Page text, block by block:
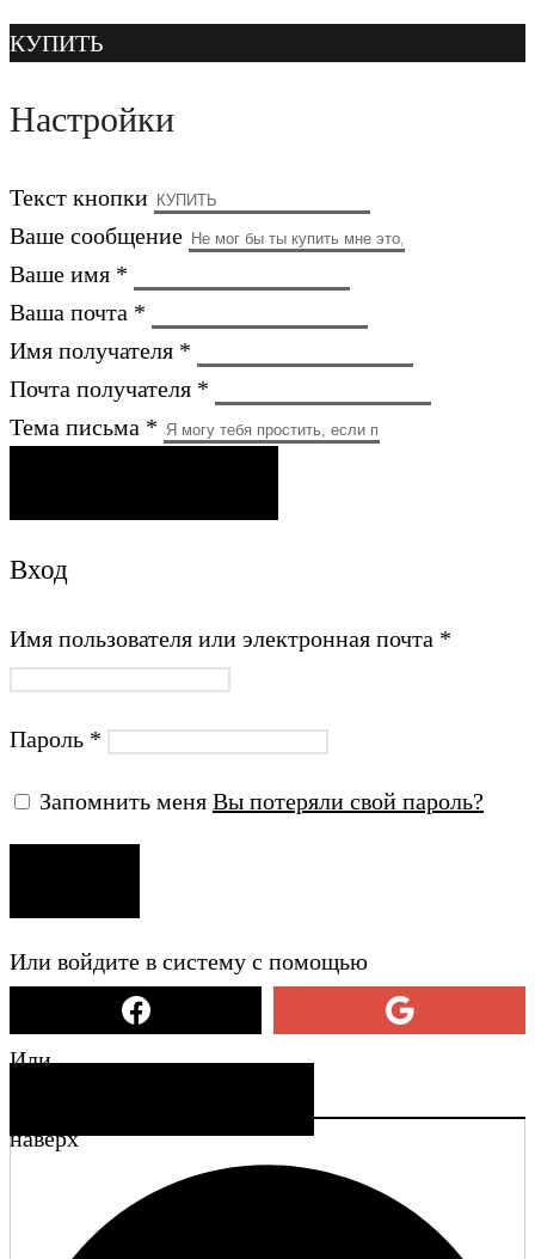
КУПИТЬ
Настройки
Текст кнопки
Ваше сообщение
Ваше имя *
Ваша почта *
Имя получателя *
Почта получателя *
Тема письма *
Вход
Имя пользователя или электронная почта *
Пароль *
Запомнить меня Вы потеряли свой пароль?
Или войдите в систему с помощью
Или
наверх